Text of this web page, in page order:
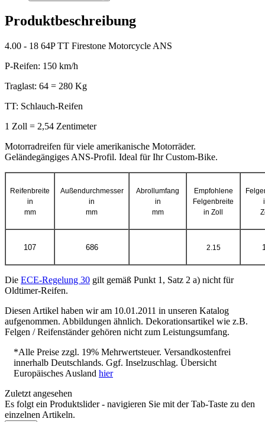
Produktbeschreibung
4.00 - 18 64P TT Firestone Motorcycle ANS
P-Reifen: 150 km/h
Traglast: 64 = 280 Kg
TT: Schlauch-Reifen
1 Zoll = 2,54 Zentimeter
Motorradreifen für viele amerikanische Motorräder.
Geländegängiges ANS-Profil. Ideal für Ihr Custom-Bike.
Reifenbreite
in
mm
Außendurchmesser
in
mm
Abrollumfang
in
mm
Empfohlene
Felgenbreite
in Zoll
107 686 2.15
Die ECE-Regelung 30 gilt gemäß Punkt 1, Satz 2 a) nicht für
Oldtimer-Reifen.
Diesen Artikel haben wir am 10.01.2011 in unseren Katalog
aufgenommen. Abbildungen ähnlich. Dekorationsartikel wie z.B.
Felgen / Reifenständer gehören nicht zum Leistungsumfang.
*Alle Preise zzgl. 19% Mehrwertsteuer. Versandkostenfrei
innerhalb Deutschlands. Ggf. Inselzuschlag. Übersicht
Europäisches Ausland hier
Zuletzt angesehen
Es folgt ein Produktslider - navigieren Sie mit der Tab-Taste zu den
einzelnen Artikeln.